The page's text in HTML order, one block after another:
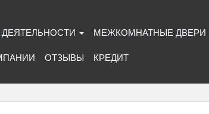
МЕЖКОМНАТНЫЕ ДВЕРИ
ОТЗЫВЫ КРЕДИТ